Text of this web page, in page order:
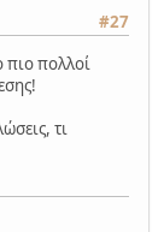
#27
πολλοί
τι